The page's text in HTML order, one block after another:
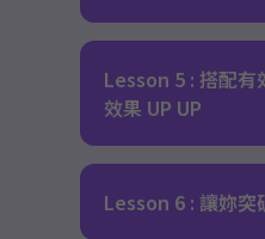
Lesson 5 : 搭配有
效果 UP UP
Lesson 6 : 讓妳突